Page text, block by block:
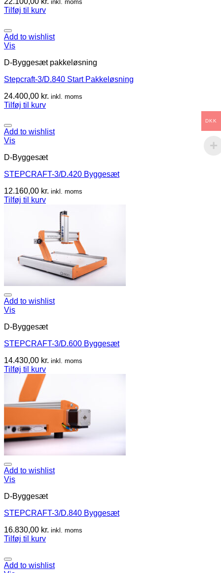
inkl. moms
Tilføj til kurv
Add to wishlist
Vis
D-Byggesæt pakkeløsning
Stepcraft-3/D.840 Start Pakkeløsning
24.400,00 kr. inkl. moms
Tilføj til kurv
Add to wishlist
Vis
D-Byggesæt
STEPCRAFT-3/D.420 Byggesæt
12.160,00 kr. inkl. moms
Tilføj til kurv
Add to wishlist
Vis
D-Byggesæt
STEPCRAFT-3/D.600 Byggesæt
14.430,00 kr. inkl. moms
Tilføj til kurv
Add to wishlist
Vis
D-Byggesæt
STEPCRAFT-3/D.840 Byggesæt
16.830,00 kr. inkl. moms
Tilføj til kurv
Add to wishlist
DKK